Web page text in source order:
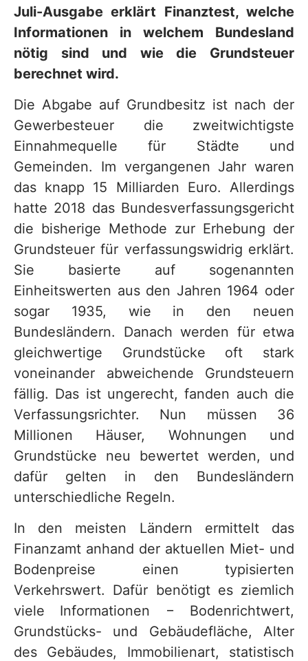
Juli-Ausgabe erklärt Finanztest, welche
Informationen in welchem Bundesland
nötig sind und wie die Grundsteuer
berechnet wird.
Die Abgabe auf Grundbesitz ist nach der
Gewerbesteuer die zweitwichtigste
Einnahmequelle für Städte und
Gemeinden. Im vergangenen Jahr waren
das knapp 15 Milliarden Euro. Allerdings
hatte 2018 das Bundesverfassungsgericht
die bisherige Methode zur Erhebung der
Grundsteuer für verfassungswidrig erklärt.
Sie basierte auf sogenannten
Einheitswerten aus den Jahren 1964 oder
sogar 1935, wie in den neuen
Bundesländern. Danach werden für etwa
gleichwertige Grundstücke oft stark
voneinander abweichende Grundsteuern
fällig. Das ist ungerecht, fanden auch die
Verfassungsrichter. Nun müssen 36
Millionen Häuser, Wohnungen und
Grundstücke neu bewertet werden, und
dafür gelten in den Bundesländern
unterschiedliche Regeln.
In den meisten Ländern ermittelt das
Finanzamt anhand der aktuellen Miet- und
Bodenpreise einen typisierten
Verkehrswert. Dafür benötigt es ziemlich
viele Informationen − Bodenrichtwert,
Grundstücks- und Gebäudefläche, Alter
des Gebäudes, Immobilienart, statistisch